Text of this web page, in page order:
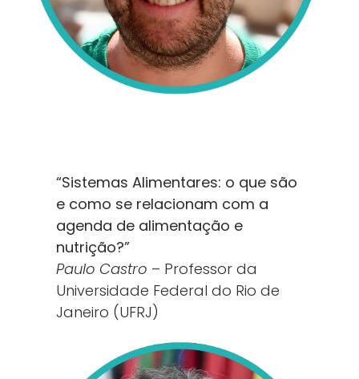
“Sistemas Alimentares: o que são
e como se relacionam com a
agenda de alimentação e
nutrição?”
Paulo Castro – Professor da
Universidade Federal do Rio de
Janeiro (UFRJ)